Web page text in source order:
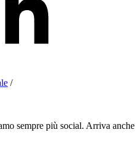
/
sempre più social. Arriva anche